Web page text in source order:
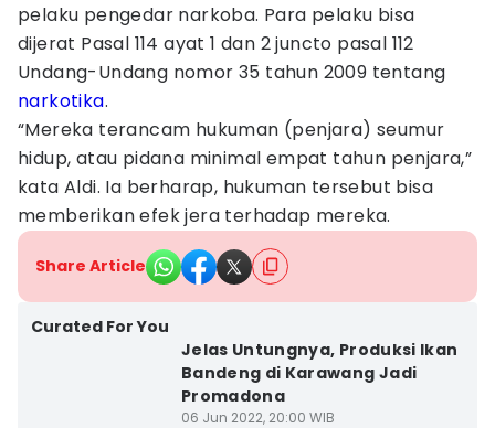
pelaku pengedar narkoba. Para pelaku bisa
dijerat Pasal 114 ayat 1 dan 2 juncto pasal 112
Undang-Undang nomor 35 tahun 2009 tentang
narkotika.
“Mereka terancam hukuman (penjara) seumur
hidup, atau pidana minimal empat tahun penjara,”
kata Aldi. Ia berharap, hukuman tersebut bisa
memberikan efek jera terhadap mereka.
Share Article
Curated For You
Jelas Untungnya, Produksi Ikan
Bandeng di Karawang Jadi
Promadona
06 Jun 2022, 20:00 WIB